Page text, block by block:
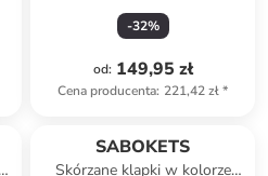
-32%
od: 149,95 zł
Cena producenta: 221,42 zł*
SABOKETS
Skórzane klapki w kolorze